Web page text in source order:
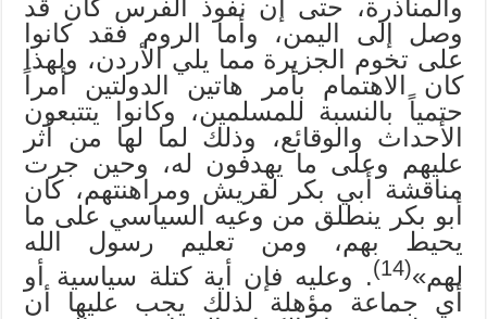
والمناذرة، حتى إن نفوذ الفرس كان قد
وصل إلى اليمن، وأما الروم فقد كانوا
على تخوم الجزيرة مما يلي الأردن، ولهذا
كان الاهتمام بأمر هاتين الدولتين أمراً
حتمياً بالنسبة للمسلمين، وكانوا يتتبعون
الأحداث والوقائع، وذلك لما لها من أثر
عليهم وعلى ما يهدفون له، وحين جرت
مناقشة أبي بكر لقريش ومراهنتهم، كان
أبو بكر ينطلق من وعيه السياسي على ما
يحيط بهم، ومن تعليم رسول الله
لهم»(14)
. وعليه فإن أية كتلة سياسية أو
أي جماعة مؤهلة لذلك يجب عليها أن